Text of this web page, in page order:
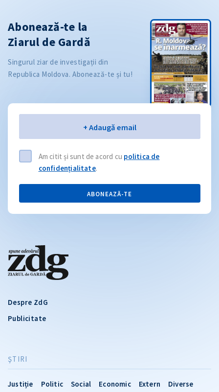
Despre ZdG
Publicitate
ŞTIRI
Justiție Politic Social Economic Extern Diverse
Abonează-te la
Ziarul de Gardă
Singurul ziar de investigații din
Republica Moldova. Abonează-te și tu!
+ Adaugă email
Am citit și sunt de acord cu politica de
confidențialitate.
ABONEAZĂ-TE